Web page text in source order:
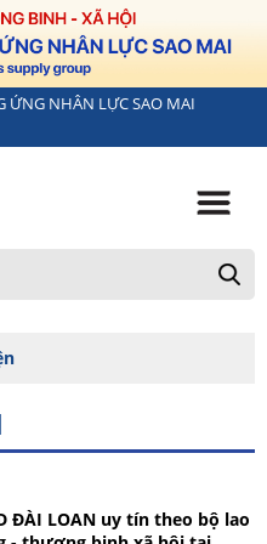
ỨNG NHÂN LỰC SAO MAI
ĐÀI LOAN uy tín theo bộ lao